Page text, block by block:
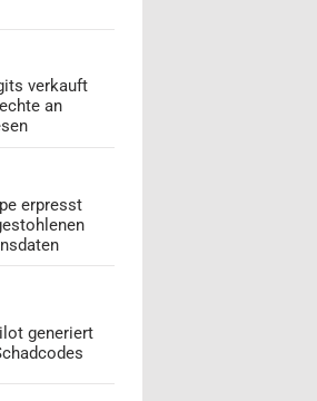
verkauft
an
erpresst
generiert